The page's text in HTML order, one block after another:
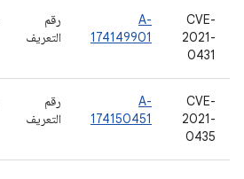
CVE-
2021-
0431
A-
174149901
رقم
التعريف
CVE-
2021-
0435
A-
174150451
رقم
التعريف